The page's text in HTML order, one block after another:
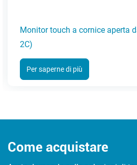
Monitor touch a cornice aperta
2C)
Per saperne di più
Come acquistare